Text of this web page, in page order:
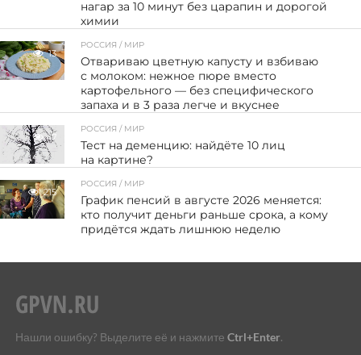
нагар за 10 минут без царапин и дорогой
химии
13
РОССИЯ / МИР
Отвариваю цветную капусту и взбиваю
с молоком: нежное пюре вместо
картофельного — без специфического
запаха и в 3 раза легче и вкуснее
17
РОССИЯ / МИР
Тест на деменцию: найдёте 10 лиц
на картине?
215
РОССИЯ / МИР
График пенсий в августе 2026 меняется:
кто получит деньги раньше срока, а кому
придётся ждать лишнюю неделю
Нашли ошибку? Выделите её и нажмите Ctrl+Enter.